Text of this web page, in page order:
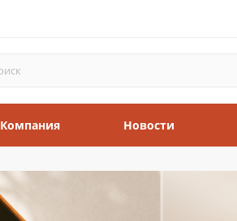
Компания Новости